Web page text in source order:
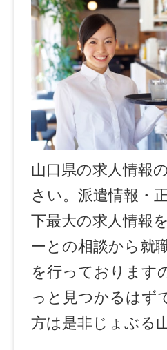
山口県の求人情報
さい。派遣情報・
下最大の求人情報
ーとの相談から就
を行っております
っと見つかるはず
方は是非じょぶる